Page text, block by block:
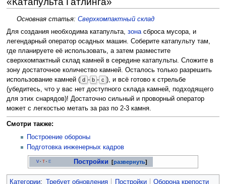
Основная статья: Сверхкомпактный склад
Для создания необходима катапульта, зонасброса мусора, и
легендарный оператор осадных машин. Соберите катапульту там,
где планируете её использовать, а затем разместите
сверхкомпактный склад камней в середине катапульты. Сложите в
зону достаточное количество камней. Осталось только разрешить
использование камней ( d - b - c ), и всё готово к стрельбе
(убедитесь, что у вас нет доступного склада камней, подходящего
для этих снарядов)! Достаточно сильный и проворный оператор
может с легкостью метать за раз по 2-3 камня.
Смотри также:
Построение обороны
Подготовка инженерных кадров
развернуть
V ·T · E Постройки
Категории: Требует обновления Постройки Оборона крепости